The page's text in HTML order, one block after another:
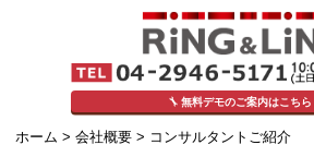
無料デモのご案内はこちら
ホーム > 会社概要 > コンサルタントご紹介